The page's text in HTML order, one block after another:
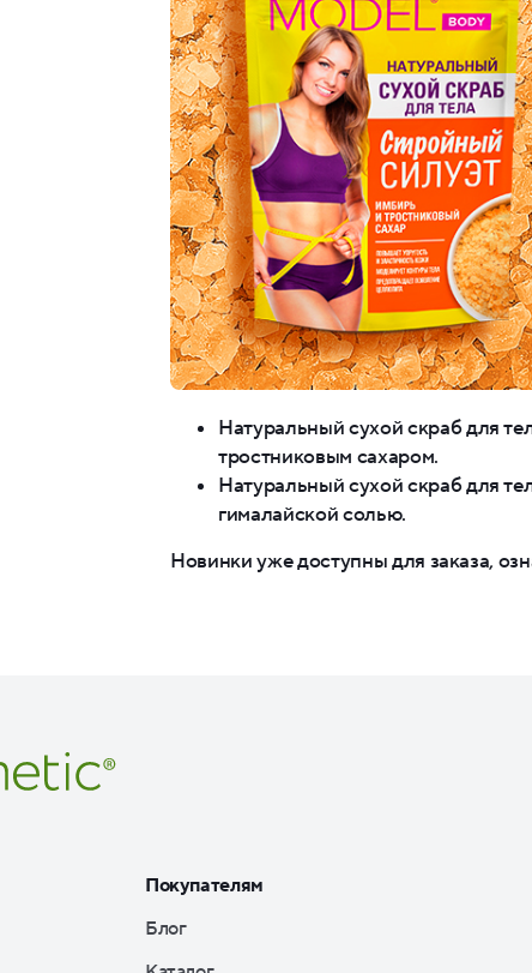
Натуральный сухой скраб для
тростниковым сахаром.
Натуральный сухой скраб для
гималайской солью.
Новинки уже доступны для заказа,
Покупателям
Блог